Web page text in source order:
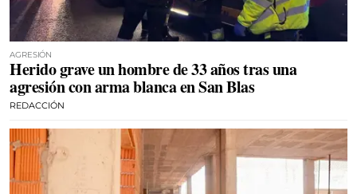
AGRESIÓN
Herido grave un hombre de 33 años tras una
agresión con arma blanca en San Blas
REDACCIÓN